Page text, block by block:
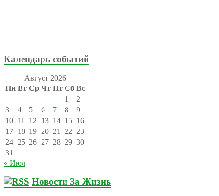
Календарь событий
Август 2026
Пн Вт Ср Чт Пт Сб Вс
1
2
3
4 5 6 7 8
9
10 11 12 13 14 15 16
17 18 19 20 21 22 23
24 25 26 27 28 29 30
31
« Июл
Новости За Жизнь